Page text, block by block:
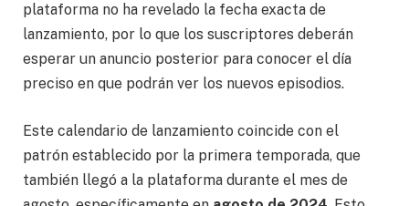
plataforma no ha revelado la fecha exacta de
lanzamiento, por lo que los suscriptores deberán
esperar un anuncio posterior para conocer el día
preciso en que podrán ver los nuevos episodios.
Este calendario de lanzamiento coincide con el
patrón establecido por la primera temporada, que
también llegó a la plataforma durante el mes de